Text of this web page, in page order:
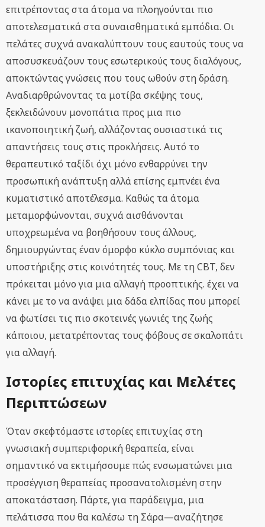
επιτρέποντας στα άτομα να πλοηγούνται πιο
αποτελεσματικά στα συναισθηματικά εμπόδια. Οι
πελάτες συχνά ανακαλύπτουν τους εαυτούς τους να
αποσυσκευάζουν τους εσωτερικούς τους διαλόγους,
αποκτώντας γνώσεις που τους ωθούν στη δράση.
Αναδιαρθρώνοντας τα μοτίβα σκέψης τους,
ξεκλειδώνουν μονοπάτια προς μια πιο
ικανοποιητική ζωή, αλλάζοντας ουσιαστικά τις
απαντήσεις τους στις προκλήσεις. Αυτό το
θεραπευτικό ταξίδι όχι μόνο ενθαρρύνει την
προσωπική ανάπτυξη αλλά επίσης εμπνέει ένα
κυματιστικό αποτέλεσμα. Καθώς τα άτομα
μεταμορφώνονται, συχνά αισθάνονται
υποχρεωμένα να βοηθήσουν τους άλλους,
δημιουργώντας έναν όμορφο κύκλο συμπόνιας και
υποστήριξης στις κοινότητές τους. Με τη CBT, δεν
πρόκειται μόνο για μια αλλαγή προοπτικής. έχει να
κάνει με το να ανάψει μια δάδα ελπίδας που μπορεί
να φωτίσει τις πιο σκοτεινές γωνιές της ζωής
κάποιου, μετατρέποντας τους φόβους σε σκαλοπάτι
για αλλαγή.
Ιστορίες επιτυχίας και Μελέτες
Περιπτώσεων
Όταν σκεφτόμαστε ιστορίες επιτυχίας στη
γνωσιακή συμπεριφορική θεραπεία, είναι
σημαντικό να εκτιμήσουμε πώς ενσωματώνει μια
προσέγγιση θεραπείας προσανατολισμένη στην
αποκατάσταση. Πάρτε, για παράδειγμα, μια
πελάτισσα που θα καλέσω τη Σάρα—αναζήτησε